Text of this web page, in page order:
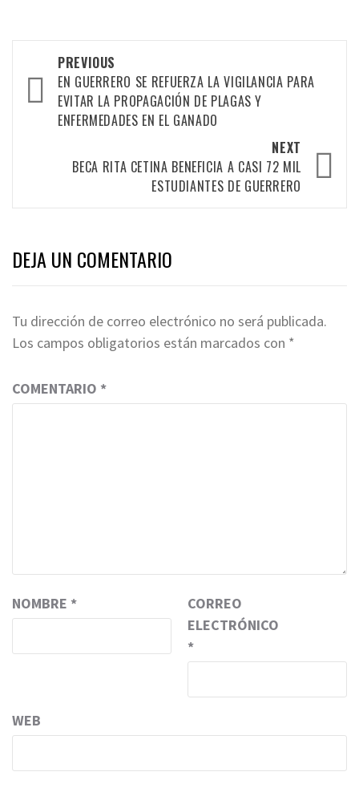
navigation
PREVIOUS
EN GUERRERO SE REFUERZA LA VIGILANCIA PARA
EVITAR LA PROPAGACIÓN DE PLAGAS Y
ENFERMEDADES EN EL GANADO
NEXT
BECA RITA CETINA BENEFICIA A CASI 72 MIL
ESTUDIANTES DE GUERRERO
DEJA UN COMENTARIO
Tu dirección de correo electrónico no será publicada.
Los campos obligatorios están marcados con *
COMENTARIO *
NOMBRE *
CORREO
ELECTRÓNICO
*
WEB